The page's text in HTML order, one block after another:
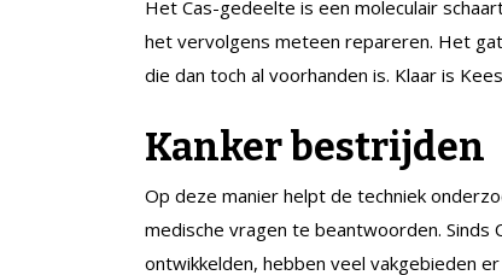
Het Cas-gedeelte is een moleculair
het vervolgens meteen repareren. Het
die dan toch al voorhanden is. Klaar is
Kanker bestrijden
Op deze manier helpt de techniek
medische vragen te beantwoorden. Sinds
ontwikkelden, hebben veel vakgebieden